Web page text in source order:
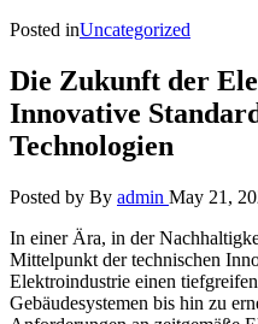
Posted inUncategorized
Die Zukunft der
Innovative
Technologien
Posted by By admin May 21,
In einer Ära, in der
Mittelpunkt der technischen
Elektroindustrie einen
Gebäudesystemen bis hin zu